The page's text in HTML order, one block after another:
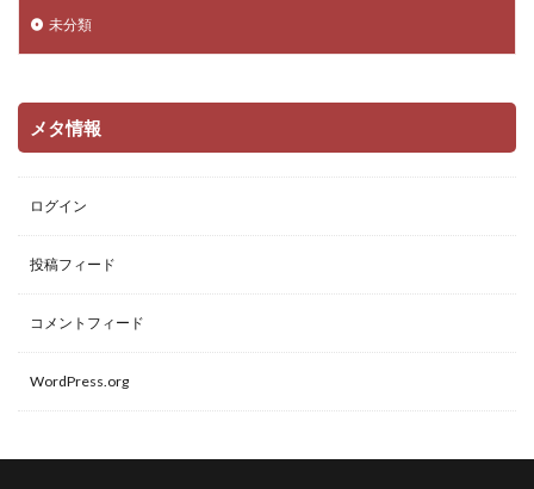
未分類
メタ情報
ログイン
投稿フィード
コメントフィード
WordPress.org